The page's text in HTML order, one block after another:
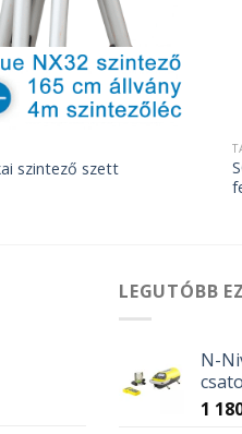
szintező szett
LEGUTÓBB
N-
1